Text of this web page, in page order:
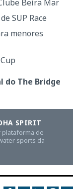
Beira Mar
SUP Race
menores
do The Bridge
SPIRIT
plataforma de
sports da